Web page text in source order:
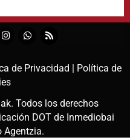
de Privacidad | Política de
. Todos los derechos
DOT de Inmediobai
Agentzia.